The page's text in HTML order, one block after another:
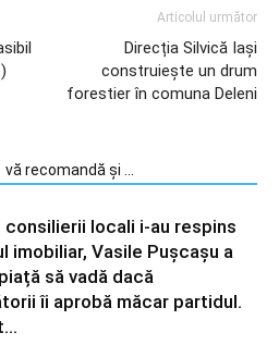
Articolul următor
Direcția Silvică Iași
construiește un drum
forestier în comuna Deleni
vă recomandă și ...
consilierii locali i-au respins
imobiliar, Vasile Pușcașu a
să vadă dacă
îi aprobă măcar partidul.